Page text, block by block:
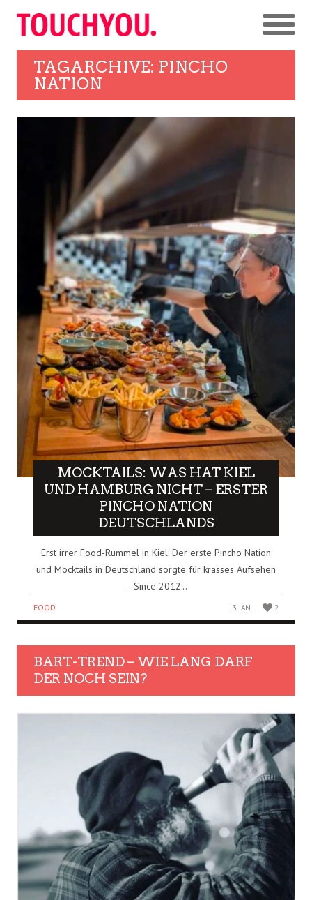
TAGARCHIVE: PINCHO
NATION
MOCKTAILS: WAS HAT KIEL
UND HAMBURG NICHT – ERSTER
PINCHO NATION
DEUTSCHLANDS
Erst irrer Food-Rummel in Kiel: Der erste Pincho Nation
und Mocktails in Deutschland sorgte für krasses Aufsehen
– Since 2012:..
FOOD 3 JAN. 2
BART-TREND – WIE LANG DARF
DER NOCH SEIN?